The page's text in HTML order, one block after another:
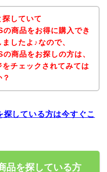
していて
商品をお得に購入でき
したよ♪なので、
商品をお探しの方は、
をチェックされてみては
している方は今すぐこ
品を探している方